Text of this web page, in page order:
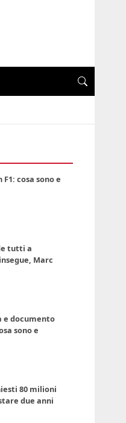
cosa sono e
tutti a
Marc
documento
sono e
80 milioni
due anni